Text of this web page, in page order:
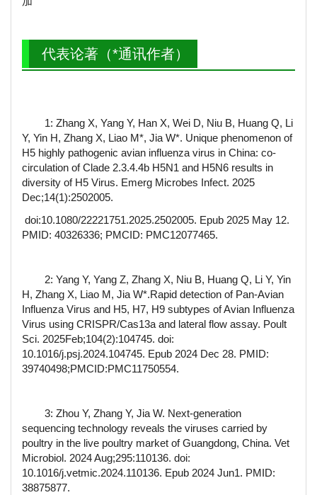
代表论著（*通讯作者）
1: Zhang X, Yang Y, Han X, Wei D, Niu B, Huang Q, Li
Y, Yin H, Zhang X, Liao M*, Jia W*. Unique phenomenon of
H5 highly pathogenic avian influenza virus in China: co-
circulation of Clade 2.3.4.4b H5N1 and H5N6 results in
diversity of H5 Virus. Emerg Microbes Infect. 2025
Dec;14(1):2502005.
doi:10.1080/22221751.2025.2502005. Epub 2025 May 12.
PMID: 40326336; PMCID: PMC12077465.
2: Yang Y, Yang Z, Zhang X, Niu B, Huang Q, Li Y, Yin
H, Zhang X, Liao M, Jia W*.Rapid detection of Pan-Avian
Influenza Virus and H5, H7, H9 subtypes of Avian Influenza
Virus using CRISPR/Cas13a and lateral flow assay. Poult
Sci. 2025Feb;104(2):104745. doi:
10.1016/j.psj.2024.104745. Epub 2024 Dec 28. PMID:
39740498;PMCID:PMC11750554.
3: Zhou Y, Zhang Y, Jia W. Next-generation
sequencing technology reveals the viruses carried by
poultry in the live poultry market of Guangdong, China. Vet
Microbiol. 2024 Aug;295:110136. doi:
10.1016/j.vetmic.2024.110136. Epub 2024 Jun1. PMID:
38875877.